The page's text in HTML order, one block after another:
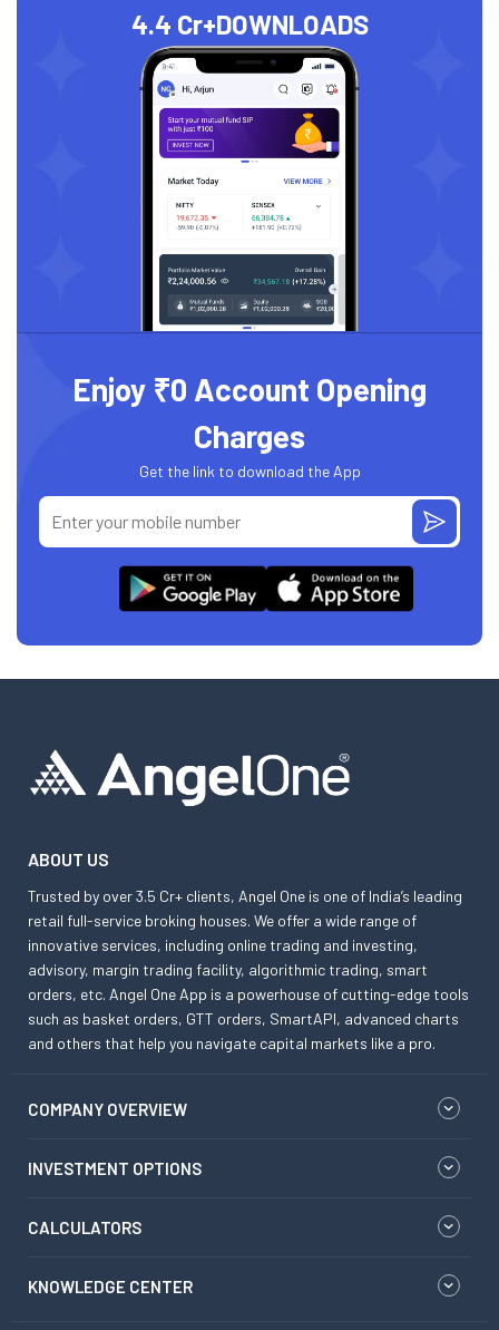
4.4 Cr+DOWNLOADS
Enjoy ₹0 Account Opening
Charges
Get the link to download the App
ABOUT US
Trusted by over 3.5 Cr+ clients, Angel One is one of India’s leading
retail full-service broking houses. We offer a wide range of
innovative services, including online trading and investing,
advisory, margin trading facility, algorithmic trading, smart
orders, etc. Angel One App is a powerhouse of cutting-edge tools
such as basket orders, GTT orders, SmartAPI, advanced charts
and others that help you navigate capital markets like a pro.
COMPANY OVERVIEW
INVESTMENT OPTIONS
CALCULATORS
KNOWLEDGE CENTER